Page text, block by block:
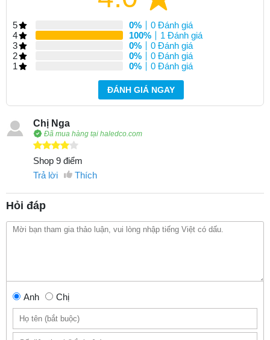
5 0%
0 Đánh giá
4
100%
1 Đánh giá
3
0%
0 Đánh giá
2
0%
0 Đánh giá
1
0% 0 Đánh giá
ĐÁNH GIÁ NGAY
Chị Nga
Đã mua hàng tại haledco.com
Shop 9 điểm
Trả lời
Thích
Hỏi đáp
Anh Chị